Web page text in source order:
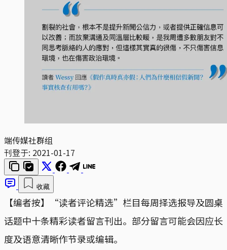
端传媒社群组
刊登于: 2021-01-17
收藏
【编者按】“读者评论精选”栏目每周择选报导及圆桌
话题中十条精彩读者留言刊出。部分留言可能会因应长
度及语意清晰作节录或编辑。